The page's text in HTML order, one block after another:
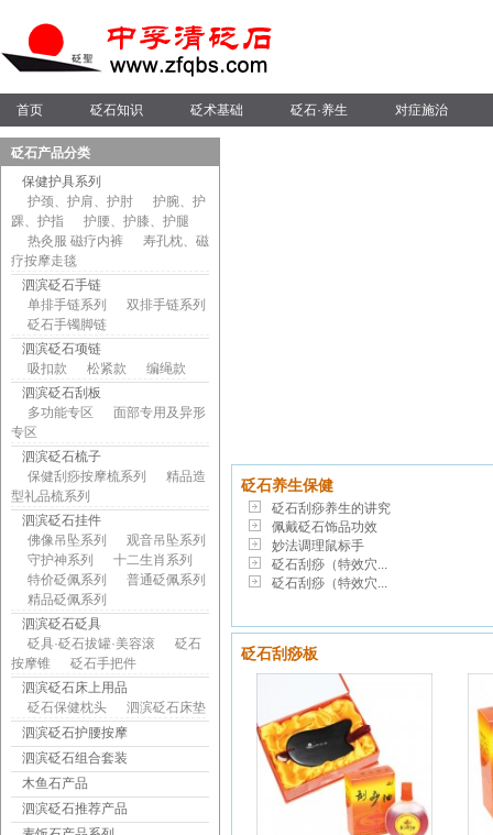
首页 砭石知识 砭术基础 砭石·养生 对症施治
砭石产品分类
保健护具系列
护颈、护肩、护肘
护腕、护
踝、护指
护腰、护膝、护腿
热灸服 磁疗内裤
寿孔枕、磁
疗按摩走毯
泗滨砭石手链
单排手链系列
双排手链系列
砭石手镯脚链
泗滨砭石项链
吸扣款
松紧款
编绳款
泗滨砭石刮板
多功能专区
面部专用及异形
专区
泗滨砭石梳子
保健刮痧按摩梳系列
精品造
型礼品梳系列
泗滨砭石挂件
佛像吊坠系列
观音吊坠系列
守护神系列
十二生肖系列
特价砭佩系列
普通砭佩系列
精品砭佩系列
泗滨砭石砭具
砭具·砭石拔罐·美容滚
砭石
按摩锥
砭石手把件
泗滨砭石床上用品
砭石保健枕头
泗滨砭石床垫
泗滨砭石护腰按摩
泗滨砭石组合套装
木鱼石产品
泗滨砭石推荐产品
砭石养生保健
砭石刮痧养生的讲究
佩戴砭石饰品功效
妙法调理鼠标手
砭石刮痧（特效穴...
砭石刮痧（特效穴...
砭石刮痧板